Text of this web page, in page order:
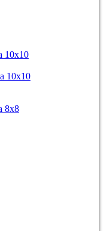
10х10
10х10
8х8